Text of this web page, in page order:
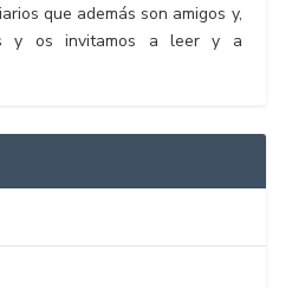
que además son amigos y,
y os invitamos a leer y a